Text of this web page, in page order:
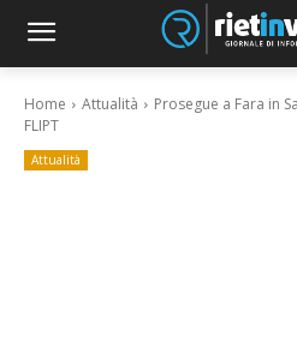
Home Attualità
Prosegue a Fara in
FLIPT
Attualità